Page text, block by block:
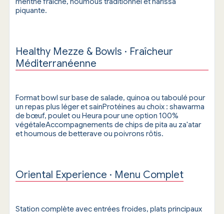
piquante.
Healthy Mezze & Bowls · Fraîcheur
Méditerranéenne
Format bowl sur base de salade, quinoa ou taboulé pour
un repas plus léger et sainProtéines au choix : shawarma
de bœuf, poulet ou Heura pour une option 100%
végétaleAccompagnements de chips de pita au za'atar
et houmous de betterave ou poivrons rôtis.
Oriental Experience · Menu Complet
Station complète avec entrées froides, plats principaux